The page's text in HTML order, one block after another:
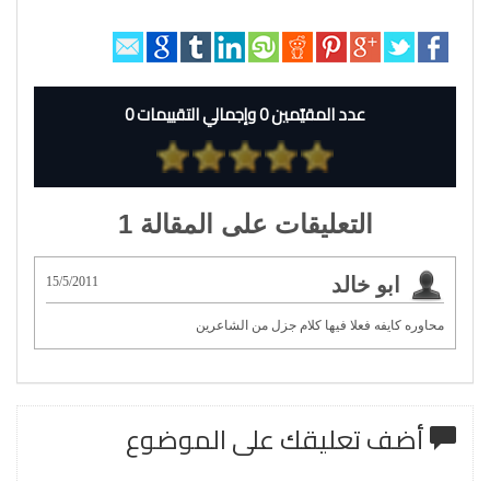
عدد المقيّمين 0 وإجمالي التقييمات 0
التعليقات على المقالة 1
ابو خالد 15/5/2011
محاوره كايفه فعلا فيها كلام جزل من الشاعرين
أضف تعليقك على الموضوع